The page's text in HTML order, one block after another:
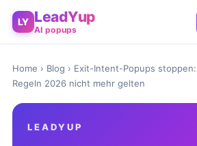
LY LeadYup
AI popups
Home › Blog › Exit-Intent-Popups
Regeln 2026 nicht mehr gelten
LEADYUP